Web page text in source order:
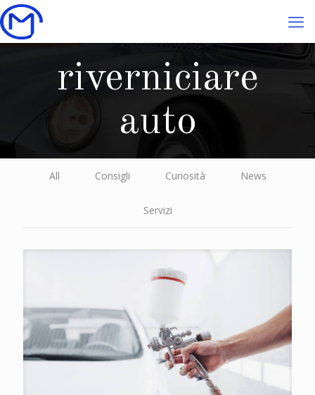
riverniciare
auto
All Consigli Curiosità News
Servizi